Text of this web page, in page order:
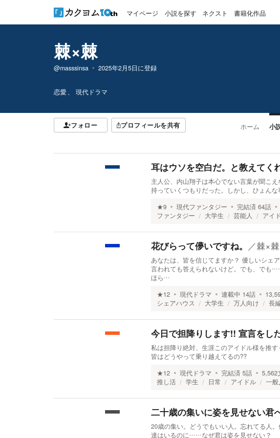
マイページ 小説を探す ネクスト 書籍化作品
棘×棘
@masssinsa 2025年2月5日に登録
恋愛 現代ドラマ
フォロー プロフィールを共有 ホーム 小
耳はウソを空白だ。と教えてく
主人公、内山翔子は本心でない言葉が聞こ
持っていくつもりだった。しかし、ひょん
★9 現代ファンタジー 完結済 64話
ファンタジー
大学生 芸能人 アイ
花びらって儚いですね。 ／棘×棘
あなたは、皆を信じてますか？ 優しいシェ
言われても答えられないけど。でも、でも
ほら…
★12 現代ドラマ 連載中 14話
シェアハウス
大学生 万人向け 長
今日で担降りします!! 宣言をし
私は担降り絶対、生涯このアイドル様を推
皆はどうやって乗り越えてるの??
★12 現代ドラマ 完結済 5話 5,562
推し活
学生 日常 アイドル 一般
二十歳の集いに姿を見せない君
20歳の集い。どうでもいい人。忘れてる
達はいるのに……なぜ君は姿を見せない？